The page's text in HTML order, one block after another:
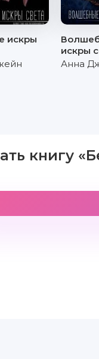
искры
искры
Анна
книгу